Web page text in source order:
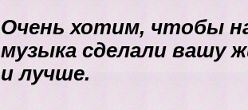
Очень хотим, чтобы
музыка сделали вашу
и лучше.